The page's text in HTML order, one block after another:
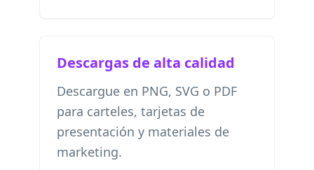
Descargas de alta calidad
Descargue en PNG, SVG o PDF
para carteles, tarjetas de
presentación y materiales de
marketing.